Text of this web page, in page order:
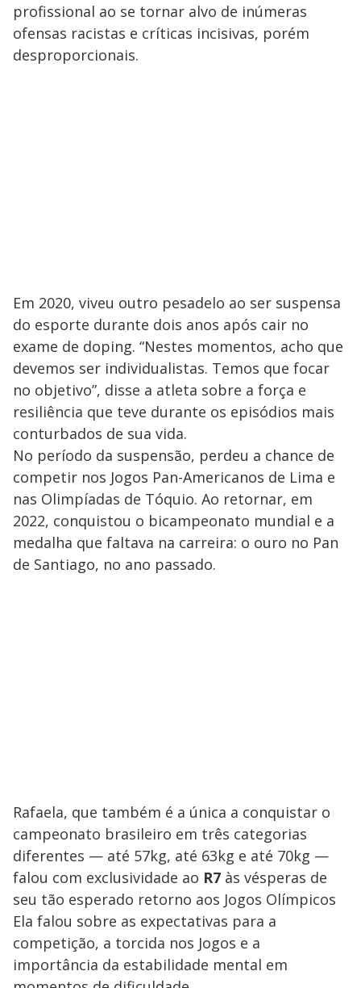
profissional ao se tornar alvo de inúmeras
ofensas racistas e críticas incisivas, porém
desproporcionais.
Em 2020, viveu outro pesadelo ao ser suspensa
do esporte durante dois anos após cair no
exame de doping. “Nestes momentos, acho que
devemos ser individualistas. Temos que focar
no objetivo”, disse a atleta sobre a força e
resiliência que teve durante os episódios mais
conturbados de sua vida.
No período da suspensão, perdeu a chance de
competir nos Jogos Pan-Americanos de Lima e
nas Olimpíadas de Tóquio. Ao retornar, em
2022, conquistou o bicampeonato mundial e a
medalha que faltava na carreira: o ouro no Pan
de Santiago, no ano passado.
Rafaela, que também é a única a conquistar o
campeonato brasileiro em três categorias
diferentes — até 57kg, até 63kg e até 70kg —
falou com exclusividade ao R7 às vésperas de
seu tão esperado retorno aos Jogos Olímpicos
Ela falou sobre as expectativas para a
competição, a torcida nos Jogos e a
importância da estabilidade mental em